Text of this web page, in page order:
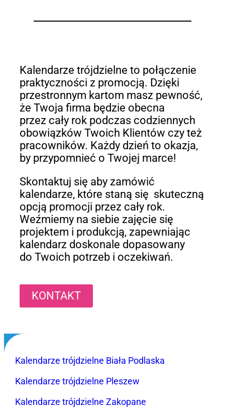
Kalendarze trójdzielne to połączenie
praktyczności z promocją. Dzięki
przestronnym kartom masz pewność,
że Twoja firma będzie obecna
przez cały rok podczas codziennych
obowiązków Twoich Klientów czy też
pracowników. Każdy dzień to okazja,
by przypomnieć o Twojej marce!
Skontaktuj się aby zamówić
kalendarze, które staną się skuteczną
opcją promocji przez cały rok.
Weźmiemy na siebie zajęcie się
projektem i produkcją, zapewniając
kalendarz doskonale dopasowany
do Twoich potrzeb i oczekiwań.
KONTAKT
Kalendarze trójdzielne Biała Podlaska
Kalendarze trójdzielne Pleszew
Kalendarze trójdzielne Zakopane